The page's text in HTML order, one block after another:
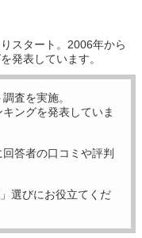
スタート。2006年から
発表しています。
査を実施。
キングを発表していま
回答者の口コミや評判
」選びにお役立てくだ